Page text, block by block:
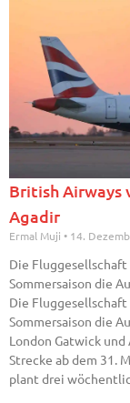
British Airways
Agadir
Ermal Muji 14.
Die
Sommersaison die
Die
Sommersaison die
London Gatwick
Strecke ab dem 31.
plant drei